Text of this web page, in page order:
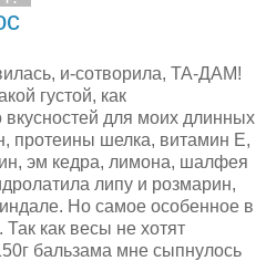
и-сотворила, ТА-ДАМ!
густой, как
для моих длинных
протеины шелка, витамин Е,
эм кедра, лимона, шалфея
липу и розмарин,
Но самое особенное в
как весы не хотят
бальзама мне сыпнулось